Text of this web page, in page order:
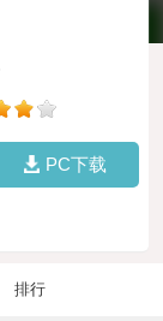
PC下载
排行